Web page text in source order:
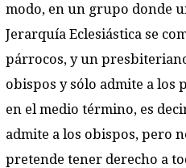
modo, en un grupo donde
Jerarquía Eclesiástica se
párrocos, y un
obispos y sólo admite a los
en el medio término, es
admite a los obispos, pero
pretende tener derecho a